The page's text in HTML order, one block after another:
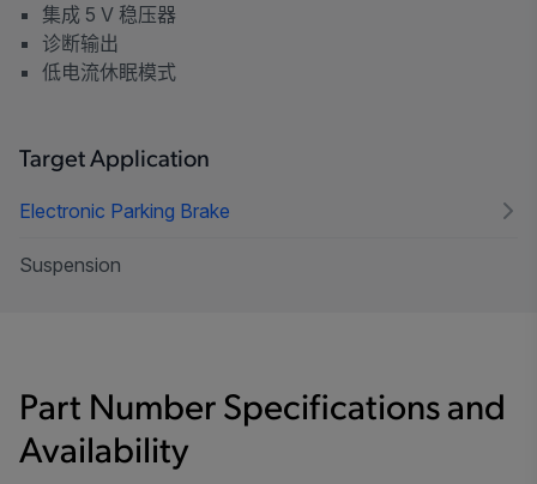
集成 5 V 稳压器
诊断输出
低电流休眠模式
Target Application
Electronic Parking Brake
Suspension
Part Number Specifications and
Availability